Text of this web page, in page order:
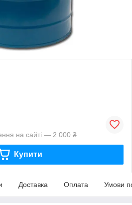
на сайті — 2 000 ₴
Купити
Доставка Оплата Умови